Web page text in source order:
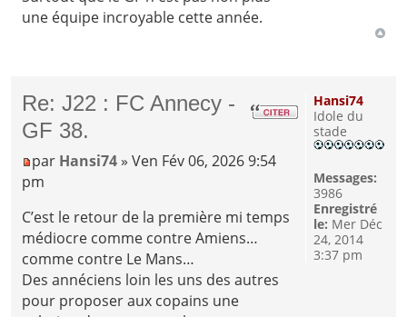
une équipe incroyable cette année.
Re: J22 : FC Annecy -
GF 38.
par Hansi74 » Ven Fév 06, 2026 9:54
pm
C’est le retour de la première mi temps
médiocre comme contre Amiens…
comme contre Le Mans…
Des annéciens loin les uns des autres
pour proposer aux copains une
Hansi74
Idole du
stade
Messages:
3986
Enregistré
le: Mer Déc
24, 2014
3:37 pm